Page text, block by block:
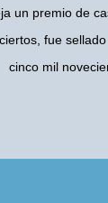
un premio de
fue
cinco mil